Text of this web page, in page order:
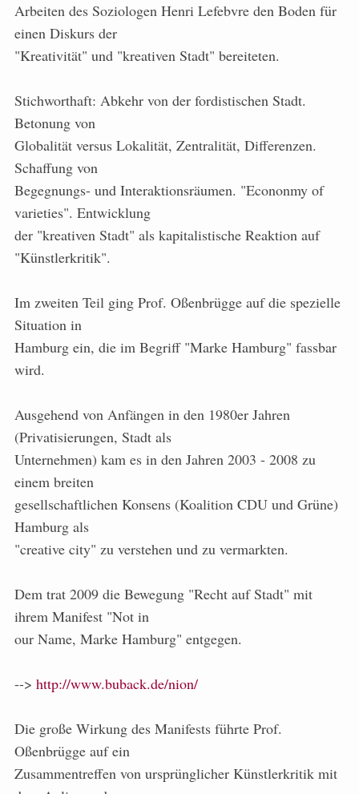
Arbeiten des Soziologen Henri Lefebvre den Boden für
einen Diskurs der
"Kreativität" und "kreativen Stadt" bereiteten.
Stichworthaft: Abkehr von der fordistischen Stadt.
Betonung von
Globalität versus Lokalität, Zentralität, Differenzen.
Schaffung von
Begegnungs- und Interaktionsräumen. "Econonmy of
varieties". Entwicklung
der "kreativen Stadt" als kapitalistische Reaktion auf
"Künstlerkritik".
Im zweiten Teil ging Prof. Oßenbrügge auf die spezielle
Situation in
Hamburg ein, die im Begriff "Marke Hamburg" fassbar
wird.
Ausgehend von Anfängen in den 1980er Jahren
(Privatisierungen, Stadt als
Unternehmen) kam es in den Jahren 2003 - 2008 zu
einem breiten
gesellschaftlichen Konsens (Koalition CDU und Grüne)
Hamburg als
"creative city" zu verstehen und zu vermarkten.
Dem trat 2009 die Bewegung "Recht auf Stadt" mit
ihrem Manifest "Not in
our Name, Marke Hamburg" entgegen.
--> http://www.buback.de/nion/
Die große Wirkung des Manifests führte Prof.
Oßenbrügge auf ein
Zusammentreffen von ursprünglicher Künstlerkritik mit